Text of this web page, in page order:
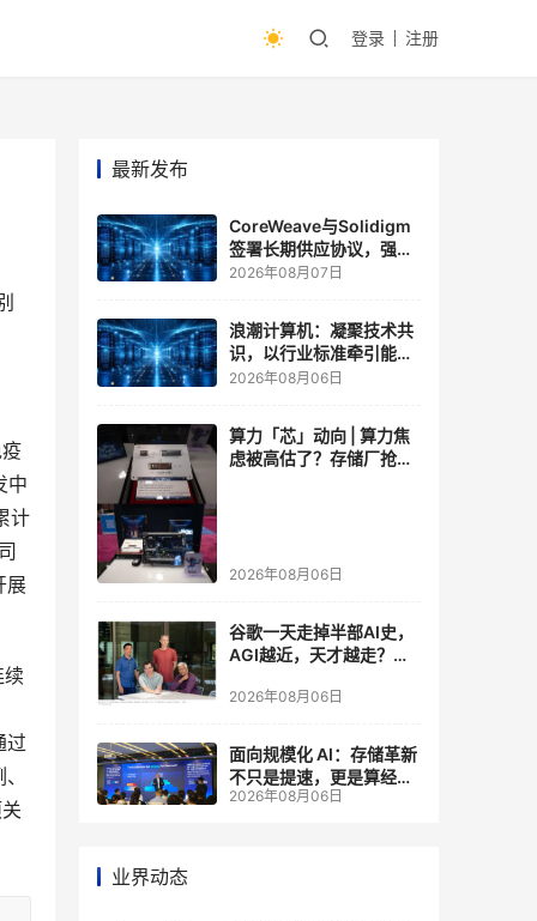
登录 注册
中
计
展
过
最新发布
CoreWeave与Solidigm
签署长期供应协议，强化
一体化人工智能云平台
2026年08月07日
浪潮计算机：凝聚技术共
识，以行业标准牵引能力
跃升
2026年08月06日
算力「芯」动向 | 算力焦
虑被高估了？存储厂抢了
2026年08月06日
谷歌一天走掉半部AI史，
AGI越近，天才越走？大
自己的研发节奏
2026年08月06日
面向规模化 AI：存储革新
不只是提速，更是算经济
账
2026年08月06日
业界动态